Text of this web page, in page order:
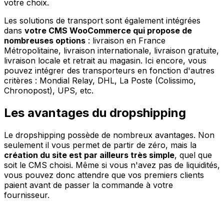
votre choix.
Les solutions de transport sont également intégrées
dans votre CMS WooCommerce qui propose de
nombreuses options : livraison en France
Métropolitaine, livraison internationale, livraison gratuite,
livraison locale et retrait au magasin. Ici encore, vous
pouvez intégrer des transporteurs en fonction d'autres
critères : Mondial Relay, DHL, La Poste (Colissimo,
Chronopost), UPS, etc.
Les avantages du dropshipping
Le dropshipping possède de nombreux avantages. Non
seulement il vous permet de partir de zéro, mais la
création du site est par ailleurs très simple, quel que
soit le CMS choisi. Même si vous n'avez pas de liquidités,
vous pouvez donc attendre que vos premiers clients
paient avant de passer la commande à votre
fournisseur.